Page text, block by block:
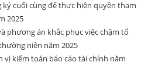
ký cuối cùng để thực hiện quyền tham
2025
phương án khắc phục việc chậm tổ
niên năm 2025
kiểm toán báo cáo tài chính năm